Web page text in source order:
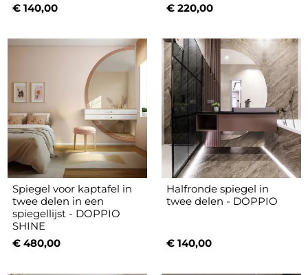
€ 140,00
€ 220,00
Spiegel voor kaptafel in
twee delen in een
spiegellijst - DOPPIO
SHINE
€ 480,00
Halfronde spiegel in
twee delen - DOPPIO
€ 140,00